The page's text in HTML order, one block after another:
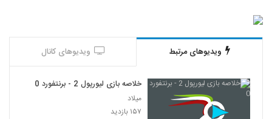
ویدیوهای مرتبط ویدیوهای کانال
خلاصه بازی لیورپول 2 - برنتفورد 0
میلاد
۱۵۷ بازدید